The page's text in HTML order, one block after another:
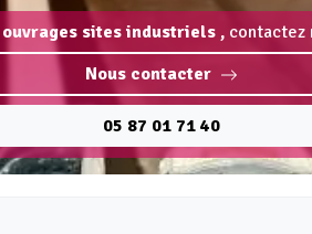
sites industriels , contactez
Nous contacter
05 87 01 71 40